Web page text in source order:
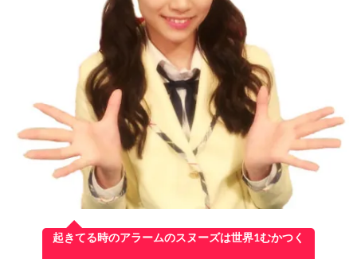
起きてる時のアラームのスヌーズは世界1むかつく